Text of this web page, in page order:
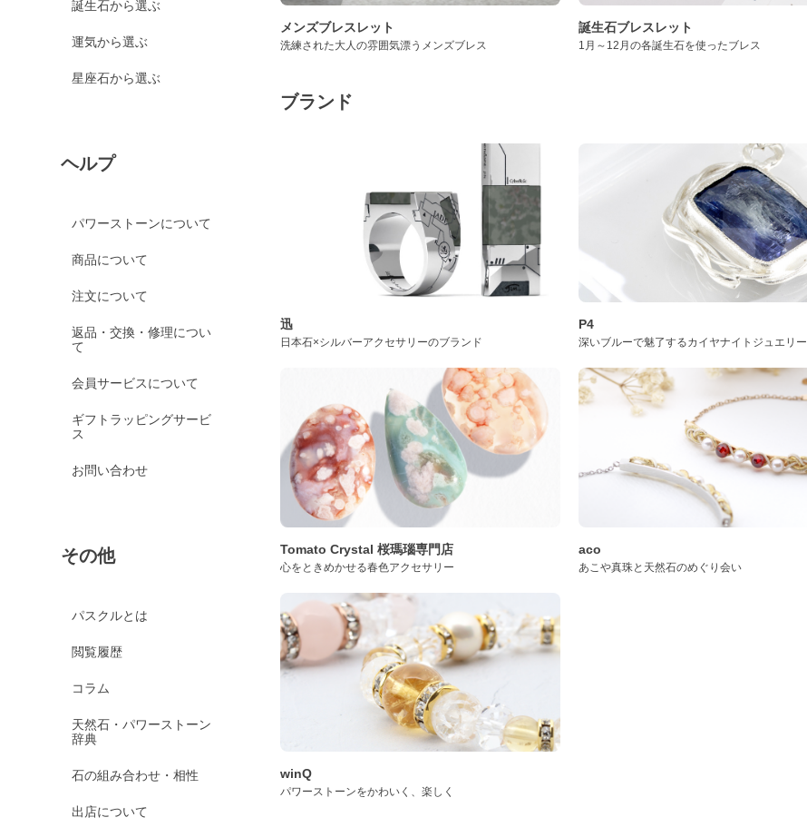
誕生石から選ぶ
運気から選ぶ
星座石から選ぶ
ヘルプ
パワーストーンについて
商品について
注文について
返品・交換・修理につい
て
会員サービスについて
ギフトラッピングサービ
ス
お問い合わせ
その他
パスクルとは
閲覧履歴
コラム
天然石・パワーストーン
辞典
石の組み合わせ・相性
出店について
メンズブレスレット
洗練された大人の雰囲気漂うメンズブレス
誕生石ブレスレット
1月～12月の各誕生石を使ったブレス
ブランド
迅
日本石×シルバーアクセサリーのブランド
P4
深いブルーで魅了するカイヤナイトジュエリー
Tomato Crystal 桜瑪瑙専門店
心をときめかせる春色アクセサリー
aco
あこや真珠と天然石のめぐり会い
winQ
パワーストーンをかわいく、楽しく